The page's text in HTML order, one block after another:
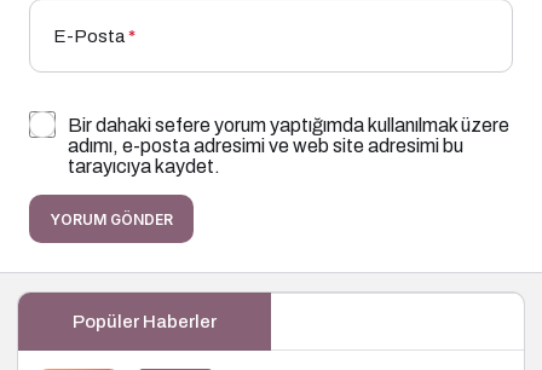
E-Posta*
Bir dahaki sefere yorum yaptığımda kullanılmak üzere
adımı, e-posta adresimi ve web site adresimi bu
tarayıcıya kaydet.
YORUM GÖNDER
Popüler Haberler